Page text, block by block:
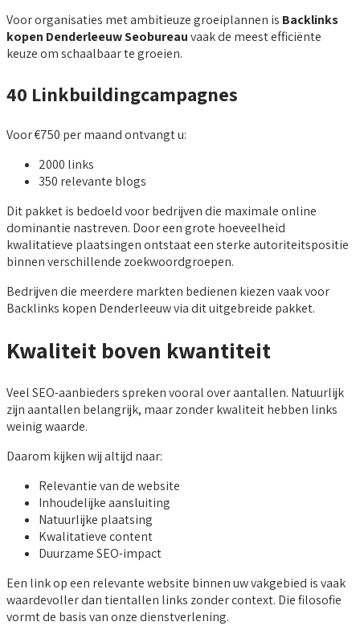
Voor organisaties met ambitieuze groeiplannen is Backlinks
kopen Denderleeuw Seobureauvaak de meest efficiënte
keuze om schaalbaar te groeien.
40 Linkbuildingcampagnes
Voor €750 per maand ontvangt u:
2000 links
350 relevante blogs
Dit pakket is bedoeld voor bedrijven die maximale online
dominantie nastreven. Door een grote hoeveelheid
kwalitatieve plaatsingen ontstaat een sterke autoriteitspositie
binnen verschillende zoekwoordgroepen.
Bedrijven die meerdere markten bedienen kiezen vaak voor
Backlinks kopen Denderleeuw via dit uitgebreide pakket.
Kwaliteit boven kwantiteit
Veel SEO-aanbieders spreken vooral over aantallen. Natuurlijk
zijn aantallen belangrijk, maar zonder kwaliteit hebben links
weinig waarde.
Daarom kijken wij altijd naar:
Relevantie van de website
Inhoudelijke aansluiting
Natuurlijke plaatsing
Kwalitatieve content
Duurzame SEO-impact
Een link op een relevante website binnen uw vakgebied is vaak
waardevoller dan tientallen links zonder context. Die filosofie
vormt de basis van onze dienstverlening.